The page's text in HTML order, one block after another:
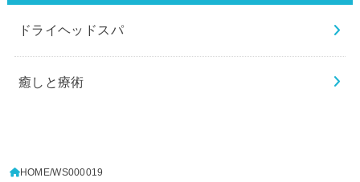
ドライヘッドスパ
癒しと療術
HOME WS000019